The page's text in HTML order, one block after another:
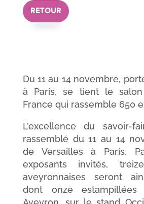
RETOUR
Du 11 au 14 novembre,
à Paris, se tient le
France qui rassemble 650
L’excellence du savoir-
rassemblé du 11 au 14
de Versailles à Paris.
exposants invités,
aveyronnaises seront
dont onze estampillées